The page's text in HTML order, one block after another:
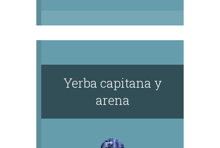
Yerba capitana y
arena